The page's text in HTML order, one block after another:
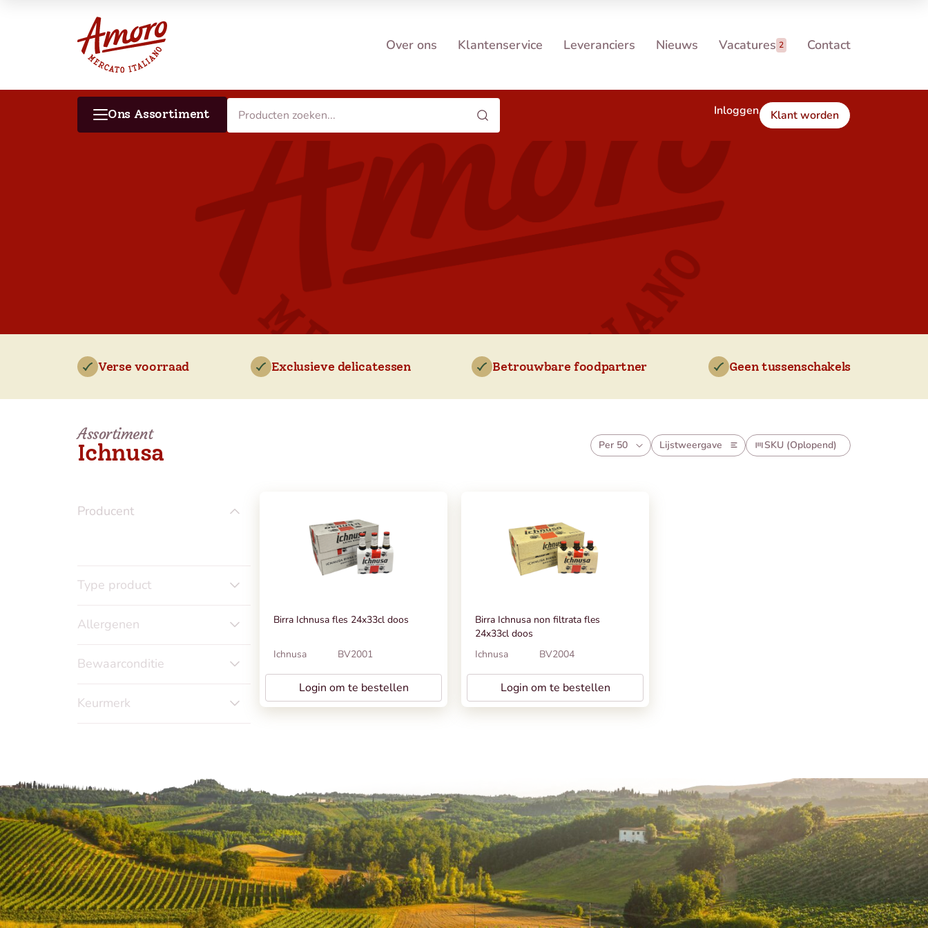
Over ons Klantenservice Leveranciers Nieuws Vacatures 2 Contact
Ons Assortiment Inloggen Klant worden
Verse voorraad Exclusieve delicatessen Betrouwbare foodpartner Geen tussenschakels
Assortiment
Ichnusa Per 50 Lijstweergave SKU (Oplopend)
Producent
Type product
Allergenen
Bewaarconditie
Keurmerk
Birra Ichnusa fles 24x33cl doos
Ichnusa BV2001
Login om te bestellen
Birra Ichnusa non filtrata fles
24x33cl doos
Ichnusa
BV2004
Login om te bestellen